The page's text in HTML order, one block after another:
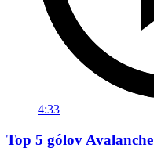
4:33
Top 5 gólov Avalanche